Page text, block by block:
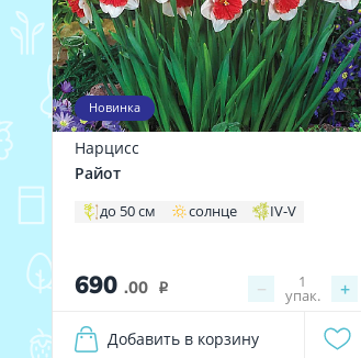
Новинка
Нарцисс
Райот
до 50 см солнце IV-V
690 .00 i − +
1
упак.
Добавить в корзину